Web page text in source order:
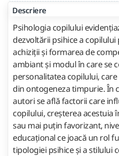
Descriere
Psihologia copilului
dezvoltării psihice a
achiziții și formarea de
ambiant și modul în care se
personalitatea copilului,
din ontogeneza timpurie. În
autori se află factorii care
copilului, creșterea acestuia
sau mai puțin favorizant,
educațional ce joacă un rol
tipologiei psihice și a stilului